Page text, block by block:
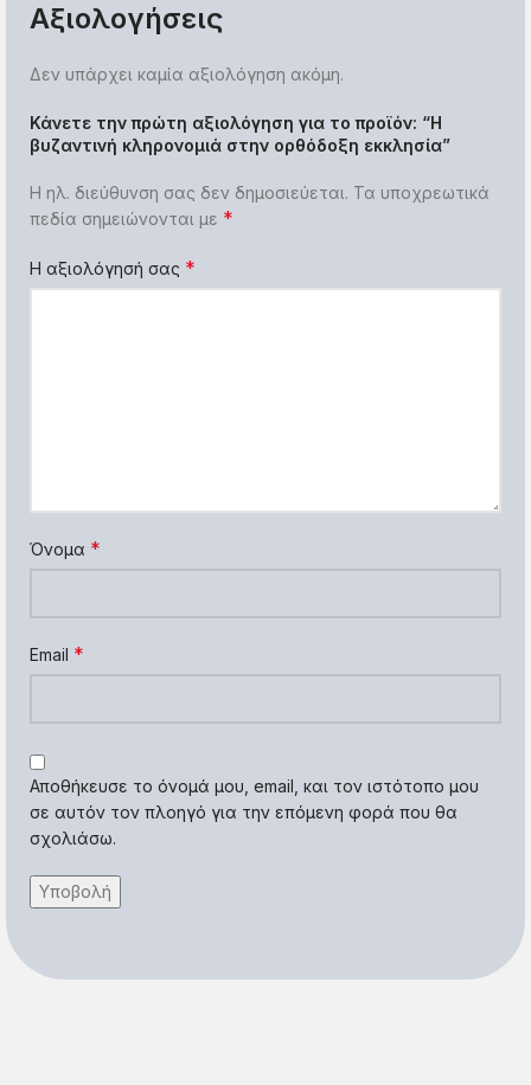
Αξιολογήσεις
Δεν υπάρχει καμία αξιολόγηση ακόμη.
Κάνετε την πρώτη αξιολόγηση για το προϊόν: “Η
βυζαντινή κληρονομιά στην ορθόδοξη εκκλησία”
Η ηλ. διεύθυνση σας δεν δημοσιεύεται. Τα υποχρεωτικά
πεδία σημειώνονται με *
Η αξιολόγησή σας *
Όνομα *
Email *
Αποθήκευσε το όνομά μου, email, και τον ιστότοπο μου
σε αυτόν τον πλοηγό για την επόμενη φορά που θα
σχολιάσω.